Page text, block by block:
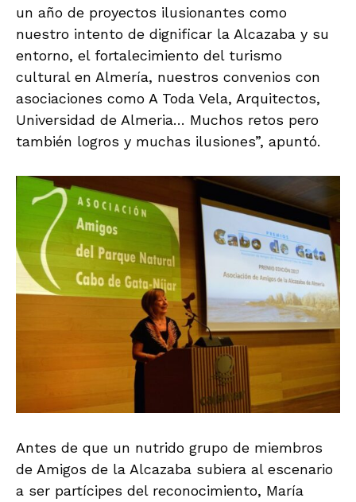
un año de proyectos ilusionantes como
nuestro intento de dignificar la Alcazaba y su
entorno, el fortalecimiento del turismo
cultural en Almería, nuestros convenios con
asociaciones como A Toda Vela, Arquitectos,
Universidad de Almeria… Muchos retos pero
también logros y muchas ilusiones”, apuntó.
Antes de que un nutrido grupo de miembros
de Amigos de la Alcazaba subiera al escenario
a ser partícipes del reconocimiento, María